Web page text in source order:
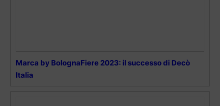
Marca by BolognaFiere 2023: il successo di Decò
Italia